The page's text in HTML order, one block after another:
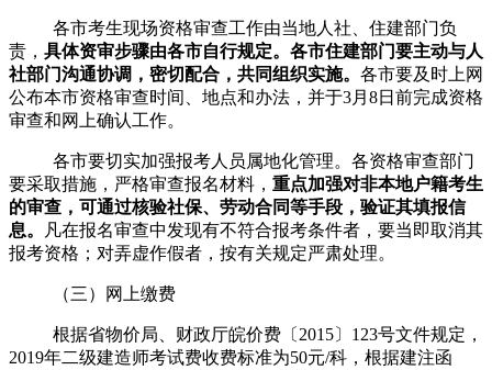
各市考生现场资格审查工作由当地人社、住建部门负
责， 具体资审步骤由各市自行规定。各市住建部门要主动与人
社部门沟通协调，密切配合，共同组织实施。 各市要及时上网
公布本市资格审查时间、地点和办法，并于3月 8日前完成资格
审查和网上确认工作。
各市要切实加强报考人员属地化管理。各资格审查部门
要采取措施，严格审查报名材料， 重点加强对非本地户籍考生
的审查，可通过核验社保、劳动合同等手段，验证其填报信
息。
凡在报名审查中发现有不符合报考条件者，要当即取消其
报考资格；对弄虚作假者，按有关规定严肃处理。
（三）网上缴费
根据省物价局、财政厅皖价费〔 2015〕 123号文件规定，
2019年二级建造师考试费收费标准为50元/科，根据建注函